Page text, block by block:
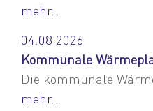
mehr...
04.08.2026
Kommunale
Die kommunale
mehr...